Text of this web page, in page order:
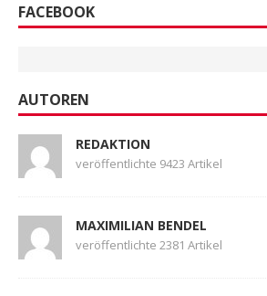
FACEBOOK
AUTOREN
REDAKTION
veröffentlichte 9423 Artikel
MAXIMILIAN BENDEL
veröffentlichte 2381 Artikel